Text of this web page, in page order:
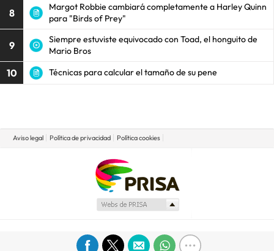
8
Margot Robbie cambiará completamente a Harley Quinn
para "Birds of Prey"
9
Siempre estuviste equivocado con Toad, el honguito de
Mario Bros
10 Técnicas para calcular el tamaño de su pene
Aviso legal Política de privacidad Política cookies